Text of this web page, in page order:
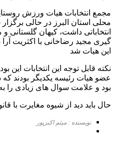
مجمع انتخابات هیات ورزش
محلی استان البرز در حالی
انتخاباتی داشت، کیهان گلستانی
گیری مجید رضاخانی با اکثریت
این هیات شد
نکته قابل توجه این انتخابات این
عضو هیات رئیسه یکدیگر بودند
بود و علامت سوال های زیادی را
حال باید دید از شیوه مغایرت با
نویسنده : میثم اکبرپور